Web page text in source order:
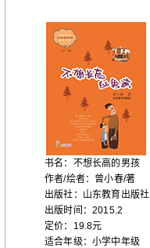
书名：不想长高的男孩
作者/绘者：曾小春/著
出版社：山东教育出版社
出版时间：2015.2
定价：19.8元
适合年级：小学中年级